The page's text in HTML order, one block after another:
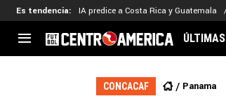
Es tendencia: IA predice a Costa Rica y Guatemala
CENTROAMÉRICA
CONCACAF
CONCACAF Panama